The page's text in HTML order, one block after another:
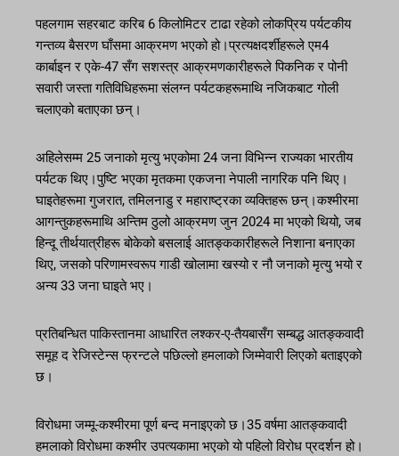
पहलगाम सहरबाट करिब 6 किलोमिटर टाढा रहेको लोकप्रिय पर्यटकीय
गन्तव्य बैसरण घाँसमा आक्रमण भएको हो।प्रत्यक्षदर्शीहरूले एम4
कार्बाइन र एके-47 सँग सशस्त्र आक्रमणकारीहरूले पिकनिक र पोनी
सवारी जस्ता गतिविधिहरूमा संलग्न पर्यटकहरूमाथि नजिकबाट गोली
चलाएको बताएका छन्।
अहिलेसम्म 25 जनाको मृत्यु भएकोमा 24 जना विभिन्न राज्यका भारतीय
पर्यटक थिए।पुष्टि भएका मृतकमा एकजना नेपाली नागरिक पनि थिए।
घाइतेहरूमा गुजरात, तमिलनाडु र महाराष्ट्रका व्यक्तिहरू छन्।कश्मीरमा
आगन्तुकहरूमाथि अन्तिम ठुलो आक्रमण जुन 2024 मा भएको थियो, जब
हिन्दू तीर्थयात्रीहरू बोकेको बसलाई आतङ्ककारीहरूले निशाना बनाएका
थिए, जसको परिणामस्वरूप गाडी खोलामा खस्यो र नौ जनाको मृत्यु भयो र
अन्य 33 जना घाइते भए।
प्रतिबन्धित पाकिस्तानमा आधारित लश्कर-ए-तैयबासँग सम्बद्ध आतङ्कवादी
समूह द रेजिस्टेन्स फ्रन्टले पछिल्लो हमलाको जिम्मेवारी लिएको बताइएको
छ।
विरोधमा जम्मू-कश्मीरमा पूर्ण बन्द मनाइएको छ।35 वर्षमा आतङ्कवादी
हमलाको विरोधमा कश्मीर उपत्यकामा भएको यो पहिलो विरोध प्रदर्शन हो।